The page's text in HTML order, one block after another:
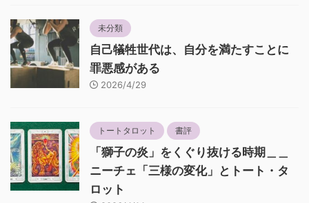
未分類
自己犠牲世代は、自分を満たすことに
罪悪感がある
2026/4/29
トートタロット 書評
「獅子の炎」をくぐり抜ける時期＿＿
ニーチェ「三様の変化」とトート・タ
ロット